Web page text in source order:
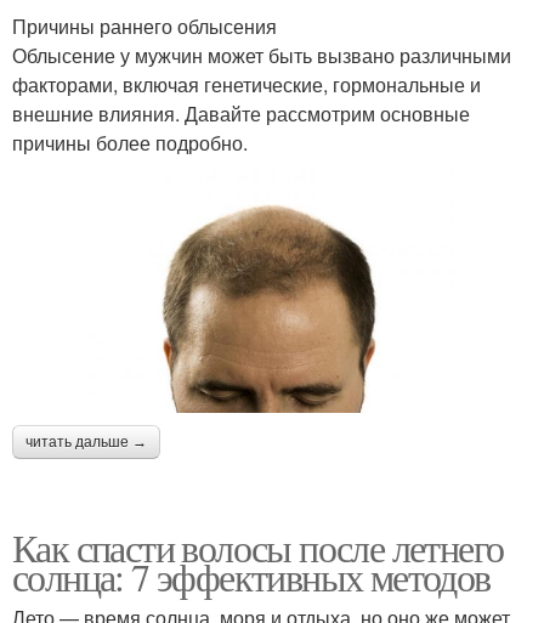
Причины раннего облысения
Облысение у мужчин может быть вызвано различными
факторами, включая генетические, гормональные и
внешние влияния. Давайте рассмотрим основные
причины более подробно.
читать дальше →
Как спасти волосы после летнего
солнца: 7 эффективных методов